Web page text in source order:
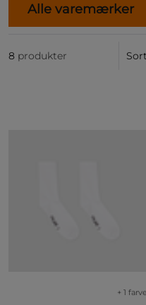
Alle varemærker
8 produkter
+ 1 farve